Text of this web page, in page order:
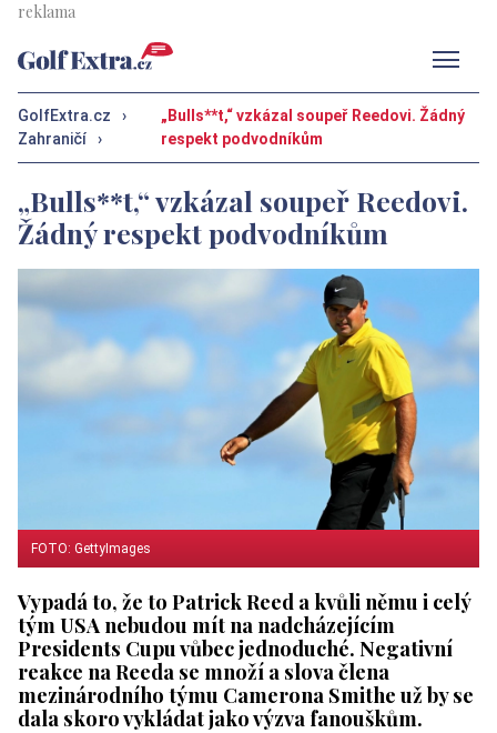
GolfExtra.cz
›
Zahraničí
›
„Bulls**t,“ vzkázal soupeř Reedovi. Žádný
respekt podvodníkům
„Bulls**t,“ vzkázal soupeř Reedovi.
Žádný respekt podvodníkům
FOTO: GettyImages
Vypadá to, že to Patrick Reed a kvůli němu i celý
tým USA nebudou mít na nadcházejícím
Presidents Cupu vůbec jednoduché. Negativní
reakce na Reeda se množí a slova člena
mezinárodního týmu Camerona Smithe už by se
dala skoro vykládat jako výzva fanouškům.